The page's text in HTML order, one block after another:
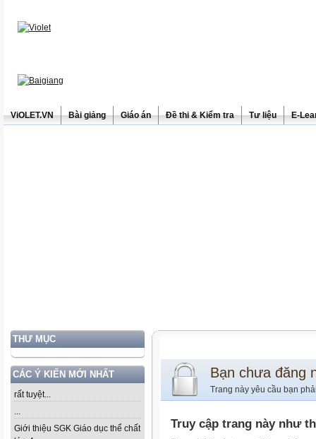
ViOLET.VN Bài giảng Giáo án Đề thi & Kiểm tra Tư liệu E-
THƯ MỤC
CÁC Ý KIẾN MỚI NHẤT
rất tuyệt...
...
Giới thiệu SGK Giáo dục thể chất
Bạn chưa đăng
Trang này yêu cầu bạn
Truy cập trang này như